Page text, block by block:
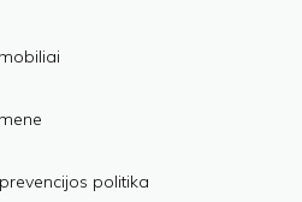
politika